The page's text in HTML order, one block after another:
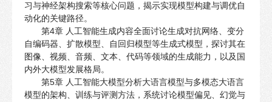
习与神经架构搜索等核心问题，揭示实现模型构建与调优自
动化的关键路径。
第4章 人工智能生成内容全面讨论生成对抗网络、变分
自编码器、扩散模型、自回归模型等生成式模型，探讨其在
图像、视频、音频、文本、代码等领域的生成能力，以及国
内外大模型发展格局。
第5章 人工智能大模型分析大语言模型与多模态大语言
模型的架构、训练与评测方法，系统讨论模型偏见、幻觉与